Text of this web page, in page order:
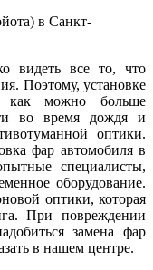
видеть все то, что
Поэтому, установке
как можно больше
во время дождя и
оптики.
фар автомобиля в
специалисты,
оборудование.
оптики, которая
При повреждении
замена фар
в нашем центре.